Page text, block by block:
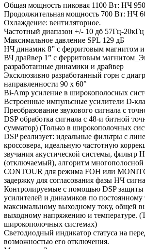
Общая мощность пиковая 1100 Вт: НЧ
Продолжительная мощность 700 Вт: НЧ
Охлаждение: вентиляторное.
Частотный диапазон +/- 10 дб 57Гц-20кГц
Максимальное давление SPL 129 дБ
НЧ динамик 8” с ферритовым магнитом и
ВЧ драйвер 1” с ферритовым
разработанные динамики и драйвер
Эксклюзивно разработанный горн с
направленности 90 x 60°
Bi-Amp усиление в широкополосных
Встроенные импульсные усилители D-
Преобразование звукового сигнала с
DSP обработка сигнала с 48-и битной
сумматор) (Только в широкополочных
DSP реализует: идеальные фильтры с
кроссовера, идеальную частотную
звучания акустической системы, фильтр
(отключаемый), алгоритм
CONTOUR для режима FOH или
задержку для согласования фазы НЧ
Контролируемые с помощью DSP защиты
усилителей и динамиков по постоянному
максимальному выходному току, общей
выходному напряжению и температуре.
широкополочных системах)
Светодиодный индикатор статуса на
возможностью его отключения.